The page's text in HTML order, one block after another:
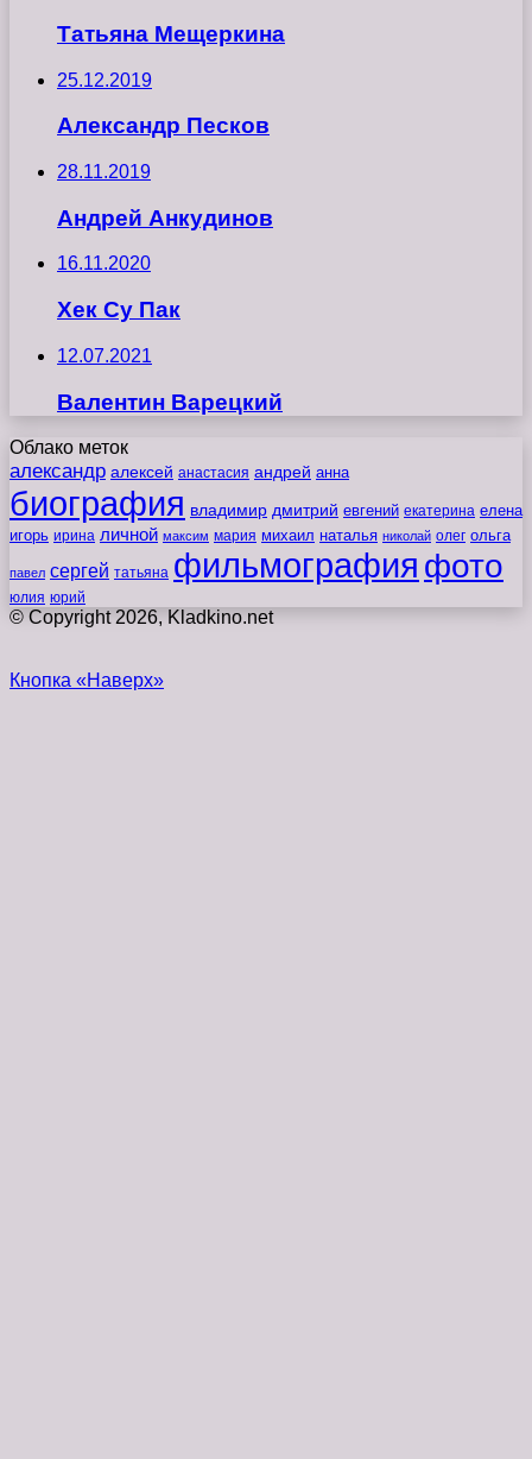
Татьяна Мещеркина
25.12.2019
Александр Песков
28.11.2019
Андрей Анкудинов
16.11.2020
Хек Су Пак
12.07.2021
Валентин Варецкий
Облако меток
александр алексей анастасия андрей анна
биография владимир дмитрий евгений екатерина елена
игорь ирина личной максим мария михаил наталья николай олег ольга
павел сергей татьяна фильмография фото
юлия юрий
© Copyright 2026, Kladkino.net
Кнопка «Наверх»